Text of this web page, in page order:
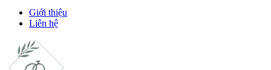
Giới thiệu
Liên hệ